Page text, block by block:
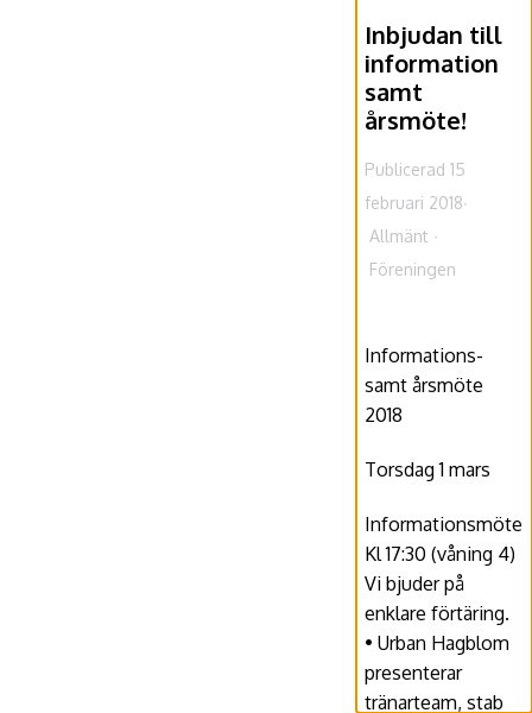
Inbjudan till
information
samt
årsmöte!
Publicerad 15
februari 2018
Allmänt
Föreningen
Informations-
samt årsmöte
2018
Torsdag 1 mars
Informationsmöte
Kl 17:30 (våning 4)
Vi bjuder på
enklare förtäring.
• Urban Hagblom
presenterar
tränarteam, stab